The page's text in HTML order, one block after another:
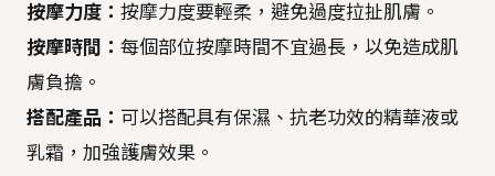
按摩力度： 按摩力度要輕柔，避免過度拉扯肌膚。
按摩時間： 每個部位按摩時間不宜過長，以免造成肌
膚負擔。
搭配產品： 可以搭配具有保濕、抗老功效的精華液或
乳霜，加強護膚效果。